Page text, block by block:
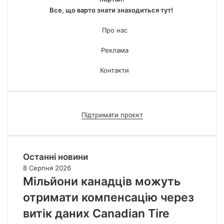
Все, що варто знати знаходиться тут!
Про нас
Реклама
Контакти
Підтримати проєкт
Останні новини
8 Серпня 2026
Мільйони канадців можуть
отримати компенсацію через
витік даних Canadian Tire